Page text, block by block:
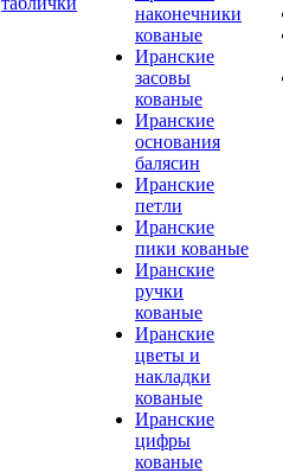
наконечники
кованые
Иранские
засовы
кованые
Иранские
основания
балясин
Иранские
петли
Иранские
пики кованые
Иранские
ручки
кованые
Иранские
цветы и
накладки
кованые
Иранские
цифры
кованые